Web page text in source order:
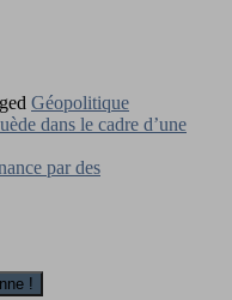
Géopolitique
dans le cadre d’une
par des